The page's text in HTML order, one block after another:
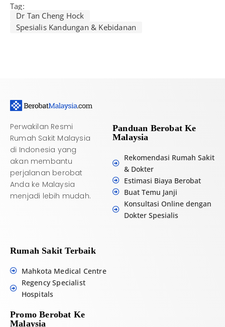
e
e
:
Tag:
Dr Tan Cheng Hock
Spesialis Kandungan & Kebidanan
Perwakilan Resmi
Rumah Sakit Malaysia
di Indonesia yang
akan membantu
perjalanan berobat
Anda ke Malaysia
menjadi lebih mudah.
Panduan Berobat Ke
Malaysia
Rekomendasi Rumah Sakit
& Dokter
Estimasi Biaya Berobat
Buat Temu Janji
Konsultasi Online dengan
Dokter Spesialis
Rumah Sakit Terbaik
Mahkota Medical Centre
Regency Specialist
Hospitals
Promo Berobat Ke
Malaysia